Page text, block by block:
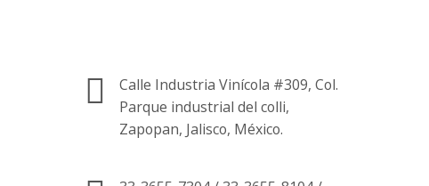
Calle Industria Vinícola #309, Col.
Parque industrial del colli,
Zapopan, Jalisco, México.